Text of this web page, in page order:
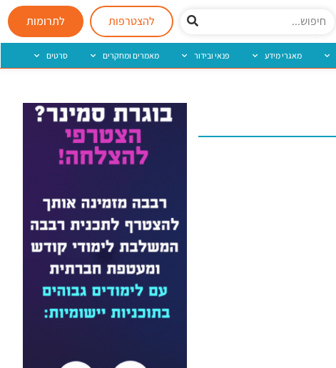
להצטרפות לתרומות
מאגרי מידע פנאי ובידור מאמרים ומחקרים סרטים